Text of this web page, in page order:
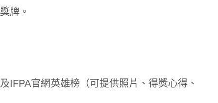
牌。
IFPA官網英雄榜（可提供照片、得獎心得、